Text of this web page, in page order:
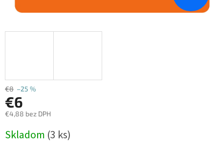
€8 –25 %
€6
€4,88 bez DPH
cena:
Skladom (3 ks)